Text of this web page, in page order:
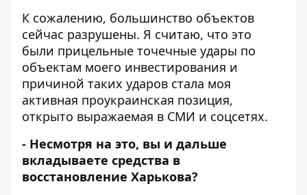
К сожалению, большинство объектов
сейчас разрушены. Я считаю, что это
были прицельные точечные удары по
объектам моего инвестирования и
причиной таких ударов стала моя
активная проукраинская позиция,
открыто выражаемая в СМИ и соцсетях.
- Несмотря на это, вы и дальше
вкладываете средства в
восстановление Харькова?